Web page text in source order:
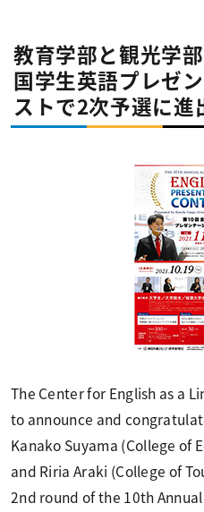
教育学部と観光学
国学生英語プレゼ
ストで2次予選に進
The Center for English as a
to announce and
Kanako Suyama (College of
and Riria Araki (College of
2nd round of the 10th